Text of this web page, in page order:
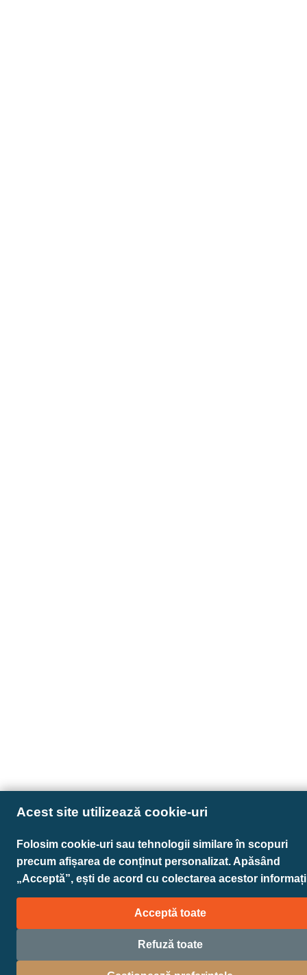
Acest site utilizează cookie-uri
Folosim cookie-uri sau tehnologii similare în scopuri
precum afișarea de conținut personalizat. Apăsând
„Acceptă”, ești de acord cu colectarea acestor
Acceptă toate
Refuză toate